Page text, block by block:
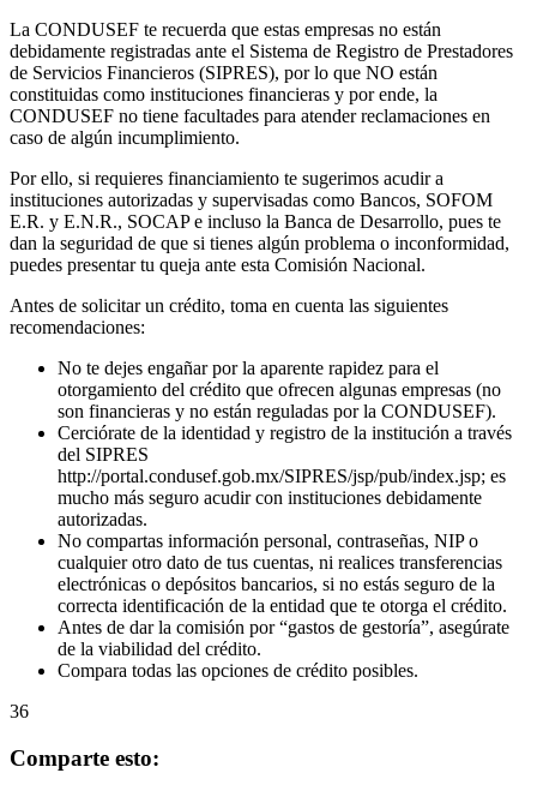
La CONDUSEF te recuerda que estas empresas no están
debidamente registradas ante el Sistema de Registro de Prestadores
de Servicios Financieros (SIPRES), por lo que NO están
constituidas como instituciones financieras y por ende, la
CONDUSEF no tiene facultades para atender reclamaciones en
caso de algún incumplimiento.
Por ello, si requieres financiamiento te sugerimos acudir a
instituciones autorizadas y supervisadas como Bancos, SOFOM
E.R. y E.N.R., SOCAP e incluso la Banca de Desarrollo, pues te
dan la seguridad de que si tienes algún problema o inconformidad,
puedes presentar tu queja ante esta Comisión Nacional.
Antes de solicitar un crédito, toma en cuenta las siguientes
recomendaciones:
No te dejes engañar por la aparente rapidez para el
otorgamiento del crédito que ofrecen algunas empresas (no
son financieras y no están reguladas por la CONDUSEF).
Cerciórate de la identidad y registro de la institución a través
del SIPRES
http://portal.condusef.gob.mx/SIPRES/jsp/pub/index.jsp; es
mucho más seguro acudir con instituciones debidamente
autorizadas.
No compartas información personal, contraseñas, NIP o
cualquier otro dato de tus cuentas, ni realices transferencias
electrónicas o depósitos bancarios, si no estás seguro de la
correcta identificación de la entidad que te otorga el crédito.
Antes de dar la comisión por “gastos de gestoría”, asegúrate
de la viabilidad del crédito.
Compara todas las opciones de crédito posibles.
36
Comparte esto: